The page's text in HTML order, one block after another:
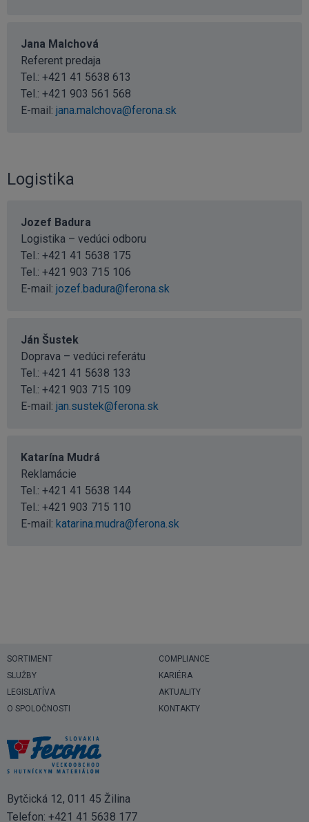
Jana Malchová
Referent predaja
Tel.: +421 41 5638 613
Tel.: +421 903 561 568
E-mail: jana.malchova@ferona.sk
Logistika
Jozef Badura
Logistika – vedúci odboru
Tel.: +421 41 5638 175
Tel.: +421 903 715 106
E-mail: jozef.badura@ferona.sk
Ján Šustek
Doprava – vedúci referátu
Tel.: +421 41 5638 133
Tel.: +421 903 715 109
E-mail: jan.sustek@ferona.sk
Katarína Mudrá
Reklamácie
Tel.: +421 41 5638 144
Tel.: +421 903 715 110
E-mail: katarina.mudra@ferona.sk
SORTIMENT
SLUŽBY
LEGISLATÍVA
O SPOLOČNOSTI
COMPLIANCE
KARIÉRA
AKTUALITY
KONTAKTY
Bytčická 12, 011 45 Žilina
Telefon: +421 41 5638 177